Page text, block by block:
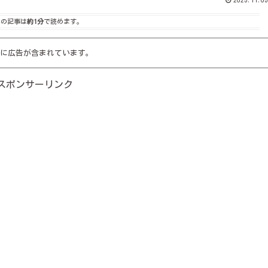
記事は約1分で読めます。
広告が含まれています。
ポンサーリンク